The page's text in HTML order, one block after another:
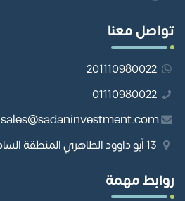
تواصل معنا
201110980022
01110980022
sales@sadaninvestment.com
روابط مهمة